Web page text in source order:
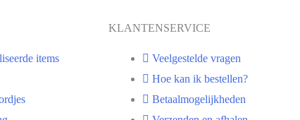
items
KLANTENSERVICE
Veelgestelde vragen
Hoe kan ik bestellen?
Betaalmogelijkheden